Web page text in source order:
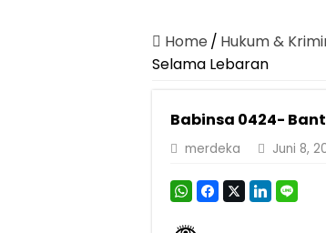
Pastikan Pelayanan
Dirut Jasa Raharja
Gelar Audiensi, Jasa
Pemprov Lampung
Pengesahan Raperda
Home / Hukum &
Selama Lebaran
Babinsa 0424-
merdeka Juni 8,